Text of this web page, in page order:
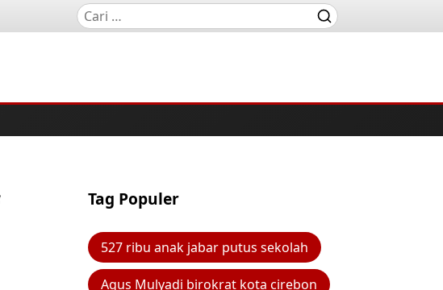
Tag Populer
527 ribu anak jabar putus sekolah
Agus Mulyadi birokrat kota cirebon